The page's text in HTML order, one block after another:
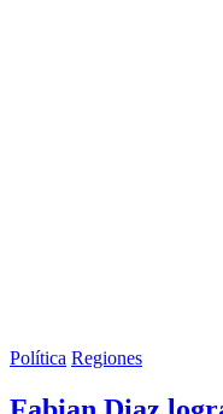
Política Regiones